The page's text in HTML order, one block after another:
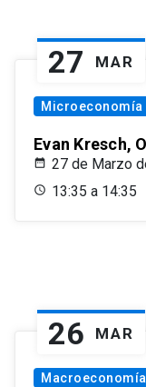
27 MAR
Microeconomía
Evan Kresch,
27 de Marzo
13:35 a 14:35
26 MAR
Macroeconomía